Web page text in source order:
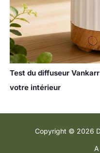
Test du diffuseur
votre intérieur
Copyright © 2026